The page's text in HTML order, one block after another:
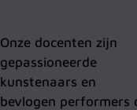
Onze docenten zijn
gepassioneerde
kunstenaars en
bevlogen performers